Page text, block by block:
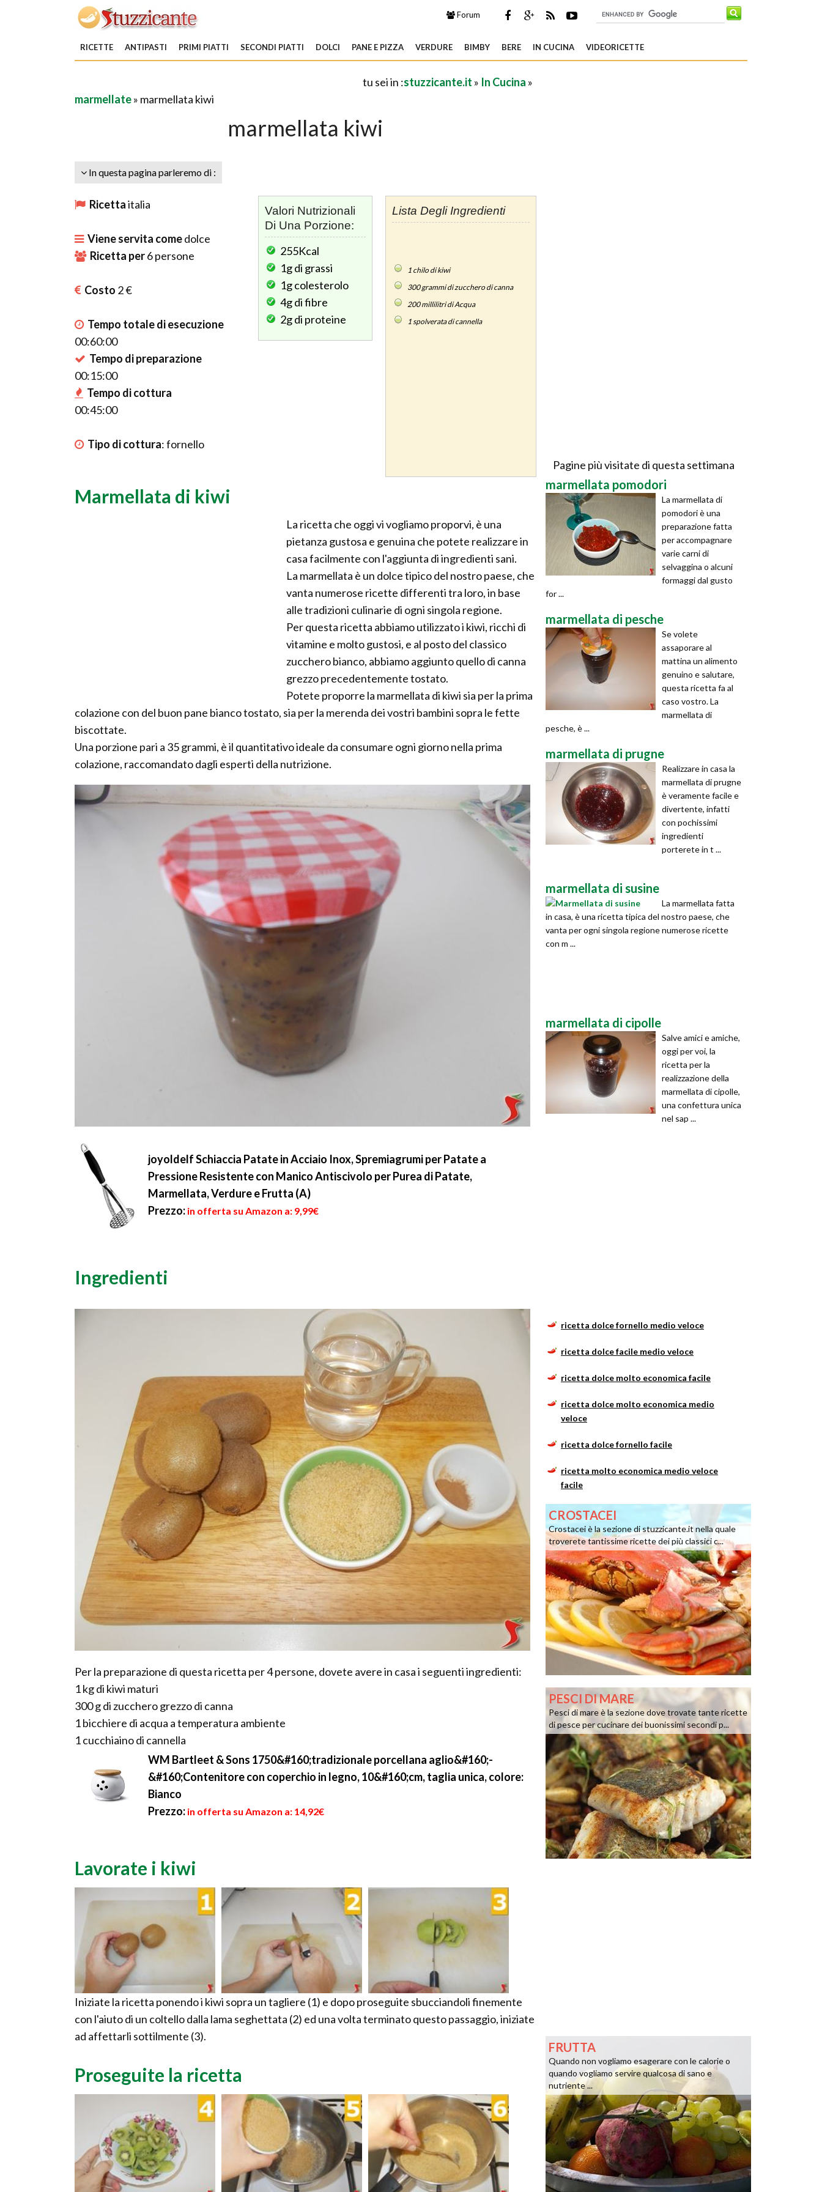
Forum
RICETTE ANTIPASTI PRIMI PIATTI SECONDI PIATTI DOLCI PANE E PIZZA VERDURE BIMBY BERE IN CUCINA VIDEORICETTE
tu sei in :stuzzicante.it » In Cucina »
marmellate» marmellata kiwi
marmellata kiwi
In questa pagina parleremo di :
Ricettaitalia
Viene servita comedolce
Ricetta per6persone
Costo 2 €
Tempo totale di esecuzione
00:60:00
Tempo di preparazione
00:15:00
Tempo di cottura
00:45:00
Tipo di cottura:fornello
Lista Degli Ingredienti
1chilo di kiwi
300grammi di zucchero di canna
200millilitri di Acqua
1spolverata di cannella
Valori Nutrizionali
Di Una Porzione:
255Kcal
1gdi grassi
1gcolesterolo
4gdi fibre
2gdi proteine
Marmellata di kiwi
La ricetta che oggi vi vogliamo proporvi, è una
pietanza gustosa e genuina che potete realizzare in
casa facilmente con l'aggiunta di ingredienti sani.
La marmellata è un dolce tipico del nostro paese, che
vanta numerose ricette differenti tra loro, in base
alle tradizioni culinarie di ogni singola regione.
Per questa ricetta abbiamo utilizzato i kiwi, ricchi di
vitamine e molto gustosi, e al posto del classico
zucchero bianco, abbiamo aggiunto quello di canna
grezzo precedentemente tostato.
Potete proporre la marmellata di kiwi sia per la prima
colazione con del buon pane bianco tostato, sia per la merenda dei vostri bambini sopra le fette
biscottate.
Una porzione pari a 35 grammi, è il quantitativo ideale da consumare ogni giorno nella prima
colazione, raccomandato dagli esperti della nutrizione.
joyoldelf Schiaccia Patate in Acciaio Inox, Spremiagrumi per Patate a
Pressione Resistente con Manico Antiscivolo per Purea di Patate,
Marmellata, Verdure e Frutta (A)
Prezzo: in offerta su Amazon a: 9,99€
Ingredienti
Per la preparazione di questa ricetta per 4 persone, dovete avere in casa i seguenti ingredienti:
1 kg di kiwi maturi
300 g di zucchero grezzo di canna
1 bicchiere di acqua a temperatura ambiente
1 cucchiaino di cannella
WM Bartleet & Sons 1750&#160;tradizionale porcellana aglio&#160;-
&#160;Contenitore con coperchio in legno, 10&#160;cm, taglia unica, colore:
Bianco
Prezzo: in offerta su Amazon a: 14,92€
Lavorate i kiwi
Iniziate la ricetta ponendo i kiwi sopra un tagliere (1) e dopo proseguite sbucciandoli finemente
con l'aiuto di un coltello dalla lama seghettata (2) ed una volta terminato questo passaggio, iniziate
ad affettarli sottilmente (3).
Proseguite la ricetta
Pagine più visitate di questa settimana
marmellata pomodori
La marmellata di
pomodori è una
preparazione fatta
per accompagnare
varie carni di
selvaggina o alcuni
formaggi dal gusto
for ...
marmellata di pesche
Se volete
assaporare al
mattina un alimento
genuino e salutare,
questa ricetta fa al
caso vostro. La
marmellata di
pesche, è ...
marmellata di prugne
Realizzare in casa la
marmellata di prugne
è veramente facile e
divertente, infatti
con pochissimi
ingredienti
porterete in t ...
marmellata di susine
La marmellata fatta
in casa, è una ricetta tipica del nostro paese, che
vanta per ogni singola regione numerose ricette
con m ...
marmellata di cipolle
Salve amici e amiche,
oggi per voi, la
ricetta per la
realizzazione della
marmellata di cipolle,
una confettura unica
nel sap ...
ricetta dolce fornello medio veloce
ricetta dolce facile medio veloce
ricetta dolce molto economica facile
ricetta dolce molto economica medio
veloce
ricetta dolce fornello facile
ricetta molto economica medio veloce
facile
CROSTACEI
Crostacei è la sezione di stuzzicante.it nella quale
troverete tantissime ricette dei più classici c...
PESCI DI MARE
Pesci di mare è la sezione dove trovate tante ricette
di pesce per cucinare dei buonissimi secondi p...
FRUTTA
Quando non vogliamo esagerare con le calorie o
quando vogliamo servire qualcosa di sano e
nutriente ...